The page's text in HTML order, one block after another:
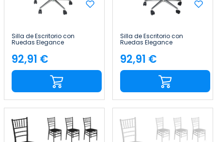
Silla de Escritorio con
Ruedas Elegance
116x89x60cm Thinia Home
Precio
92,91 €
Silla de Escritorio con
Ruedas Elegance
116x89x60cm Thinia Home
Precio
92,91 €